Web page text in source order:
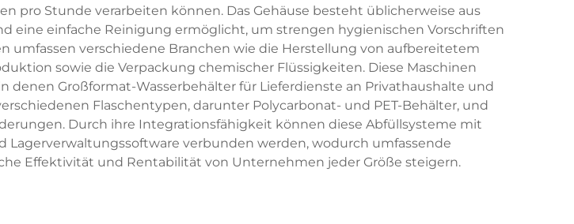
pro Stunde verarbeiten können. Das Gehäuse besteht üblicherweise aus
eine einfache Reinigung ermöglicht, um strengen hygienischen Vorschriften
umfassen verschiedene Branchen wie die Herstellung von aufbereitetem
sowie die Verpackung chemischer Flüssigkeiten. Diese Maschinen
denen Großformat-Wasserbehälter für Lieferdienste an Privathaushalte und
Flaschentypen, darunter Polycarbonat- und PET-Behälter, und
Durch ihre Integrationsfähigkeit können diese Abfüllsysteme mit
verbunden werden, wodurch umfassende
Effektivität und Rentabilität von Unternehmen jeder Größe steigern.